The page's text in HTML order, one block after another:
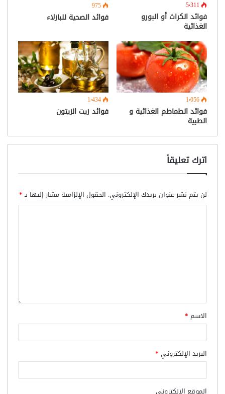
5٬311
فوائد الكراث أو البورو
الغذائية
975
فوائد الصحية للبازلاء
1٬056
فوائد الطماطم الغذائية و
الطبية
1٬434
فوائد زيت الزيتون
اترك تعليقاً
لن يتم نشر عنوان بريدك الإلكتروني. الحقول الإلزامية مشار إليها بـ*
الاسم *
البريد الإلكتروني *
الموقع الإلكتروني